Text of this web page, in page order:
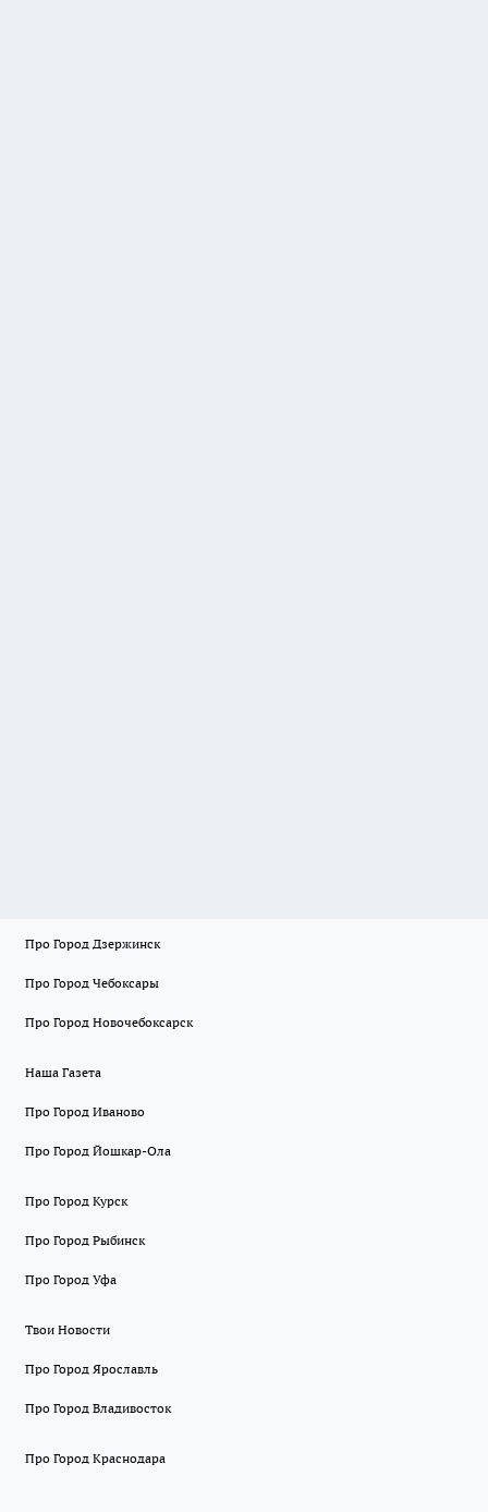
Про Город Дзержинск
Про Город Чебоксары
Про Город Новочебоксарск
Наша Газета
Про Город Иваново
Про Город Йошкар-Ола
Про Город Курск
Про Город Рыбинск
Про Город Уфа
Твои Новости
Про Город Ярославль
Про Город Владивосток
Про Город Краснодара